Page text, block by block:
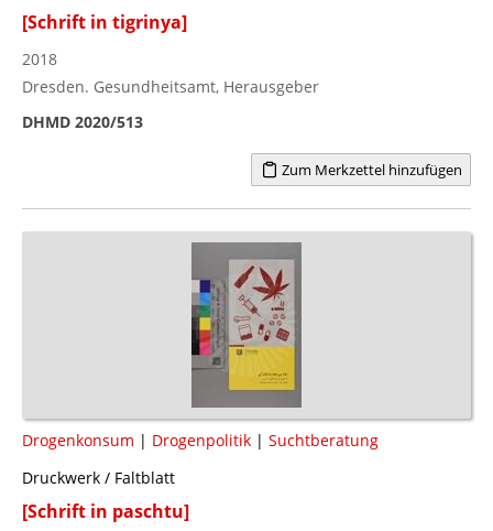
[Schrift in tigrinya]
2018
Dresden. Gesundheitsamt, Herausgeber
DHMD 2020/513
Zum Merkzettel hinzufügen
Drogenkonsum | Drogenpolitik | Suchtberatung
Druckwerk / Faltblatt
[Schrift in paschtu]